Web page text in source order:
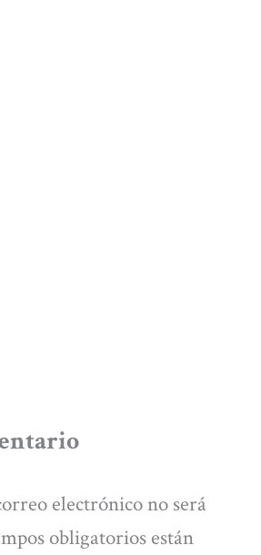
electrónico no será
obligatorios están